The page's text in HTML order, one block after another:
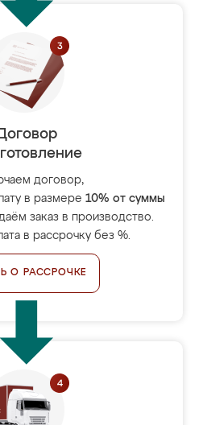
договор,
в размере 10% от суммы
заказ в производство.
в рассрочку без %.
О РАССРОЧКЕ